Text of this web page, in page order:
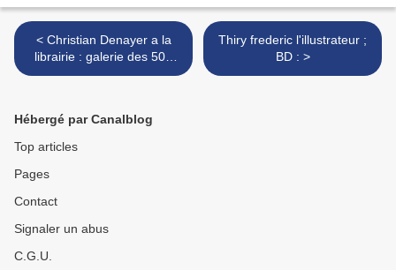
< Christian Denayer a la
librairie : galerie des 500
heros a wavre ; B
Thiry frederic l'illustrateur ;
BD : >
Hébergé par Canalblog
Top articles
Pages
Contact
Signaler un abus
C.G.U.